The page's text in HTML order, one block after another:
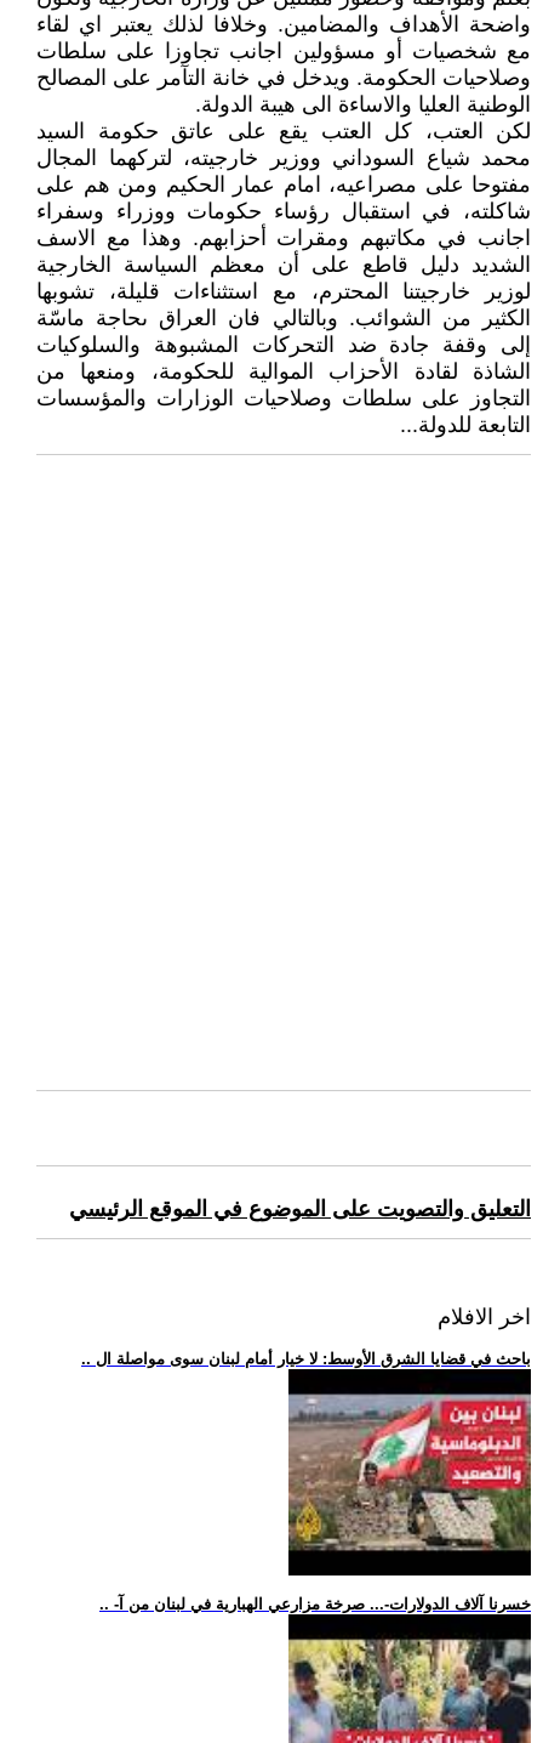
واضحة الأهداف والمضامين. وخلافا لذلك يعتبر اي لقاء
مع شخصيات أو مسؤولين اجانب تجاوزا على سلطات
وصلاحيات الحكومة. ويدخل في خانة التآمر على المصالح
الوطنية العليا والاساءة الى هيبة الدولة.
لكن العتب، كل العتب يقع على عاتق حكومة السيد
محمد شياع السوداني ووزير خارجيته، لتركهما المجال
مفتوحا على مصراعيه، امام عمار الحكيم ومن هم على
شاكلته، في استقبال رؤساء حكومات ووزراء وسفراء
اجانب في مكاتبهم ومقرات أحزابهم. وهذا مع الاسف
الشديد دليل قاطع على أن معظم السياسة الخارجية
لوزير خارجيتنا المحترم، مع استثناءات قليلة، تشوبها
الكثير من الشوائب. وبالتالي فان العراق ىحاجة ماسّة
إلى وقفة جادة ضد التحركات المشبوهة والسلوكيات
الشاذة لقادة الأحزاب الموالية للحكومة، ومنعها من
التجاوز على سلطات وصلاحيات الوزارات والمؤسسات
التابعة للدولة...
التعليق والتصويت على الموضوع في الموقع الرئيسي
اخر الافلام
.. باحث في قضايا الشرق الأوسط: لا خيار أمام لبنان سوى مواصلة ال
.. -خسرنا آلاف الدولارات-... صرخة مزارعي الهبارية في لبنان من آ